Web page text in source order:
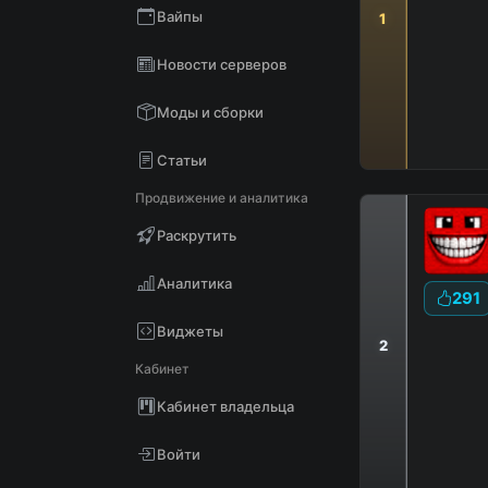
Вайпы
Новости серверов
Моды и сборки
Статьи
Продвижение и аналитика
Раскрутить
Аналитика
Виджеты
Кабинет
Кабинет владельца
Войти
1
2
291